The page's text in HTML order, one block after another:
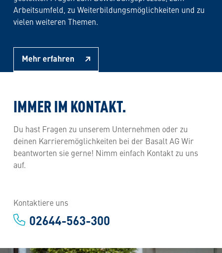
Arbeitsumfeld, zu Weiterbildungsmöglichkeiten und zu
vielen weiteren Themen.
Mehr erfahren
IMMER IM KONTAKT.
Du hast Fragen zu unserem Unternehmen oder zu
deinen Karrieremöglichkeiten bei der Basalt AG Wir
beantworten sie gerne! Nimm einfach Kontakt zu uns
auf.
Kontaktiere uns
02644-563-300